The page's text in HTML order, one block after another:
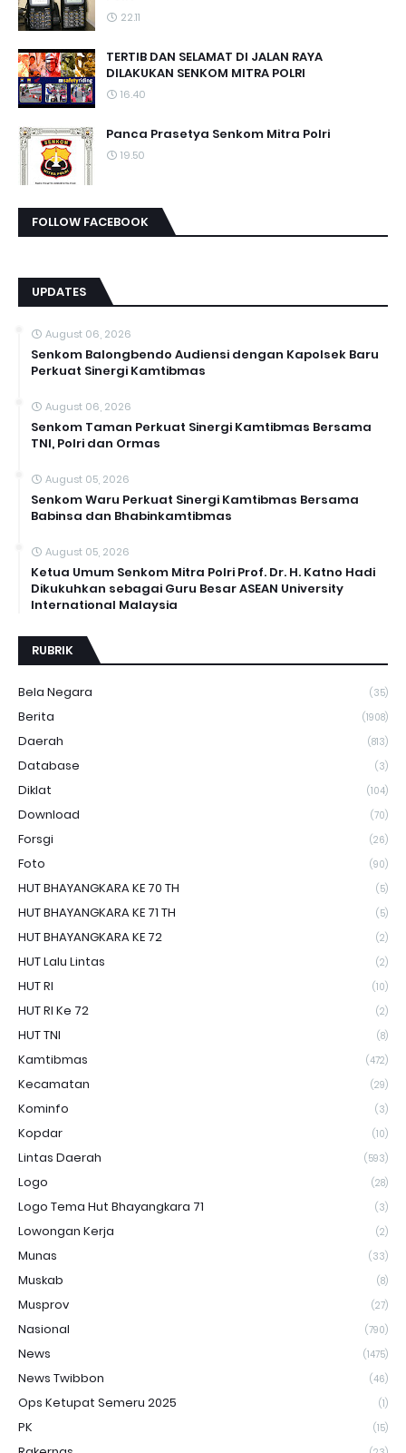
22.11
TERTIB DAN SELAMAT DI JALAN RAYA
DILAKUKAN SENKOM MITRA POLRI
16.40
Panca Prasetya Senkom Mitra Polri
19.50
FOLLOW FACEBOOK
UPDATES
August 06, 2026
Senkom Balongbendo Audiensi dengan Kapolsek Baru
Perkuat Sinergi Kamtibmas
August 06, 2026
Senkom Taman Perkuat Sinergi Kamtibmas Bersama
TNI, Polri dan Ormas
August 05, 2026
Senkom Waru Perkuat Sinergi Kamtibmas Bersama
Babinsa dan Bhabinkamtibmas
August 05, 2026
Ketua Umum Senkom Mitra Polri Prof. Dr. H. Katno Hadi
Dikukuhkan sebagai Guru Besar ASEAN University
International Malaysia
RUBRIK
Bela Negara (35)
Berita (1908)
Daerah (813)
Database (3)
Diklat (104)
Download (70)
Forsgi (26)
Foto (90)
HUT BHAYANGKARA KE 70 TH (5)
HUT BHAYANGKARA KE 71 TH (5)
HUT BHAYANGKARA KE 72 (2)
HUT Lalu Lintas (2)
HUT RI (10)
HUT RI Ke 72 (2)
HUT TNI (8)
Kamtibmas (472)
Kecamatan (29)
Kominfo (3)
Kopdar (10)
Lintas Daerah (593)
Logo (28)
Logo Tema Hut Bhayangkara 71 (3)
Lowongan Kerja (2)
Munas (33)
Muskab (8)
Musprov (27)
Nasional (790)
News (1475)
News Twibbon (46)
Ops Ketupat Semeru 2025 (1)
PK (15)